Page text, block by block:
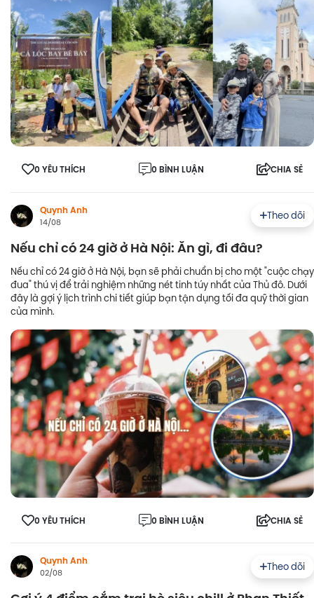
0 YÊU THÍCH 0 BÌNH LUẬN CHIA SẺ
Quynh Anh
14/08
Theo dõi
Nếu chỉ có 24 giờ ở Hà Nội: Ăn gì, đi đâu?
Nếu chỉ có 24 giờ ở Hà Nội, bạn sẽ phải chuẩn bị cho một "cuộc chạy
đua" thú vị để trải nghiệm những nét tinh túy nhất của Thủ đô. Dưới
đây là gợi ý lịch trình chi tiết giúp bạn tận dụng tối đa quỹ thời gian
của mình.
0 YÊU THÍCH 0 BÌNH LUẬN CHIA SẺ
Quynh Anh
02/08
Theo dõi